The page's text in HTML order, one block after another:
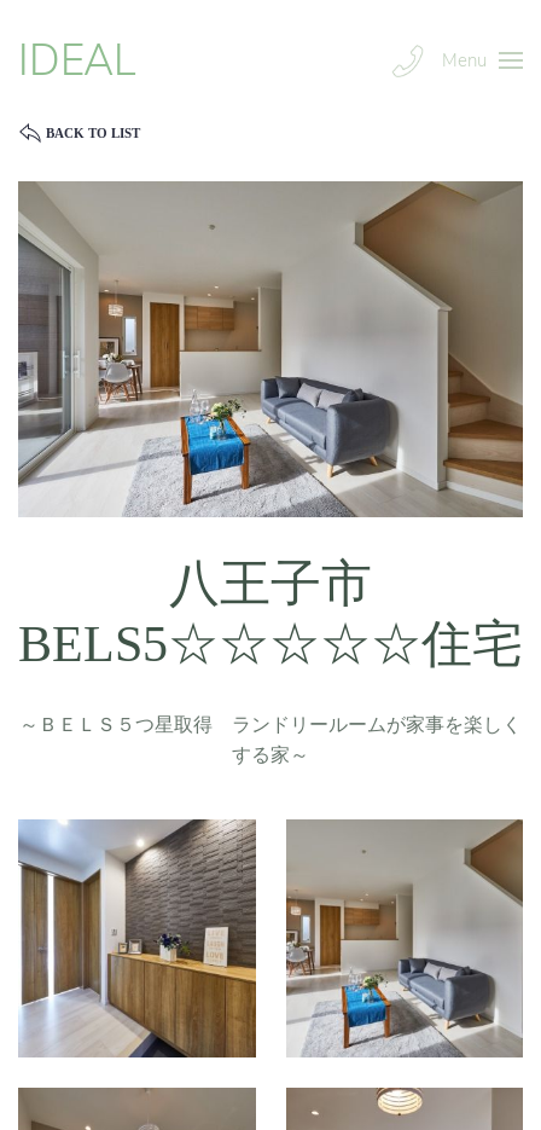
IDEAL Menu
BACK TO LIST
八王子市
BELS5☆☆☆☆☆住宅
～ＢＥＬＳ５つ星取得 ランドリールームが家事を楽しく
する家～